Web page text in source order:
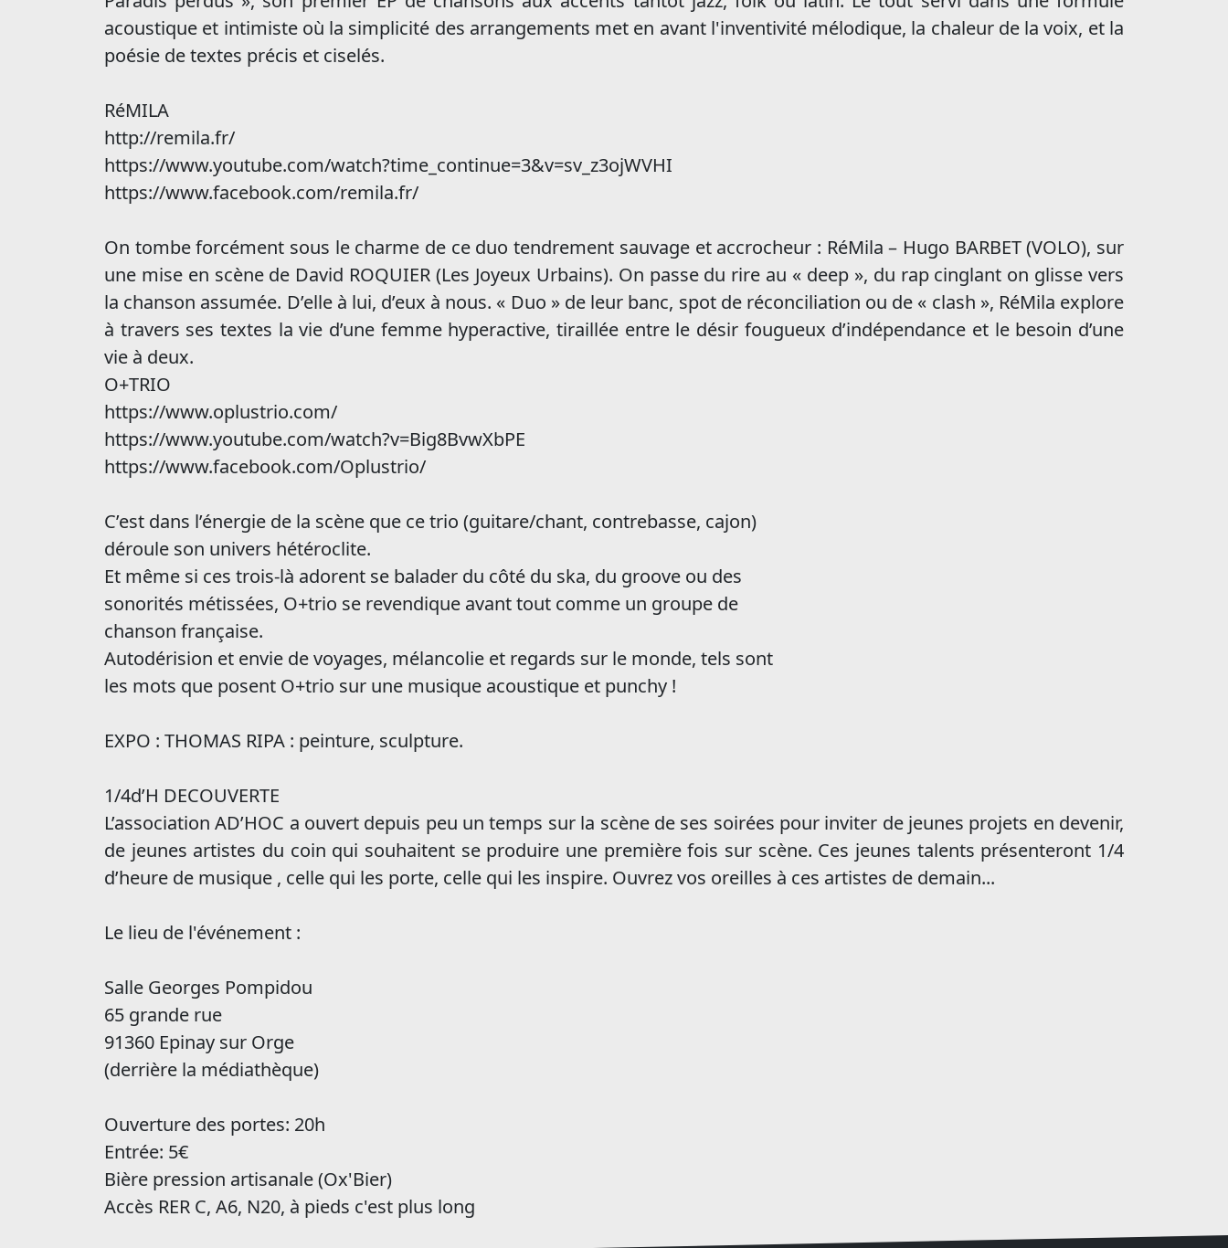
acoustique et intimiste où la simplicité des arrangements met en avant l'inventivité mélodique, la chaleur de la voix, et la
poésie de textes précis et ciselés.
RéMILA
http://remila.fr/
https://www.youtube.com/watch?time_continue=3&v=sv_z3ojWVHI
https://www.facebook.com/remila.fr/
On tombe forcément sous le charme de ce duo tendrement sauvage et accrocheur : RéMila – Hugo BARBET (VOLO), sur
une mise en scène de David ROQUIER (Les Joyeux Urbains). On passe du rire au « deep », du rap cinglant on glisse vers
la chanson assumée. D’elle à lui, d’eux à nous. « Duo » de leur banc, spot de réconciliation ou de « clash », RéMila explore
à travers ses textes la vie d’une femme hyperactive, tiraillée entre le désir fougueux d’indépendance et le besoin d’une
vie à deux.
O+TRIO
https://www.oplustrio.com/
https://www.youtube.com/watch?v=Big8BvwXbPE
https://www.facebook.com/Oplustrio/
C’est dans l’énergie de la scène que ce trio (guitare/chant, contrebasse, cajon)
déroule son univers hétéroclite.
Et même si ces trois-là adorent se balader du côté du ska, du groove ou des
sonorités métissées, O+trio se revendique avant tout comme un groupe de
chanson française.
Autodérision et envie de voyages, mélancolie et regards sur le monde, tels sont
les mots que posent O+trio sur une musique acoustique et punchy !
EXPO : THOMAS RIPA : peinture, sculpture.
1/4d’H DECOUVERTE
L’association AD’HOC a ouvert depuis peu un temps sur la scène de ses soirées pour inviter de jeunes projets en devenir,
de jeunes artistes du coin qui souhaitent se produire une première fois sur scène. Ces jeunes talents présenteront 1/4
d’heure de musique , celle qui les porte, celle qui les inspire. Ouvrez vos oreilles à ces artistes de demain...
Le lieu de l'événement :
Salle Georges Pompidou
65 grande rue
91360 Epinay sur Orge
(derrière la médiathèque)
Ouverture des portes: 20h
Entrée: 5€
Bière pression artisanale (Ox'Bier)
Accès RER C, A6, N20, à pieds c'est plus long